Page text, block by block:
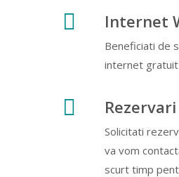
Internet
Beneficiati de
internet gratuit
Solicitati
va vom
scurt timp